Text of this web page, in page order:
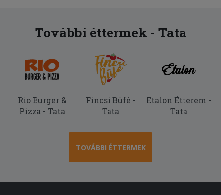
csak keveredés, de a telefonja ki volt
kapcsolva. Az étterem sem vette fel,
2025-07-07 - Helga:
A gyros ehetetlen volt,a pizza korom
További éttermek - Tata
Rio Burger &
Pizza - Tata
Fincsi Büfé -
Tata
Etalon Étterem -
Tata
TOVÁBBI ÉTTERMEK